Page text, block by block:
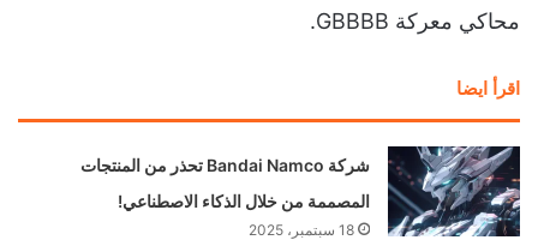
محاكي معركة GBBBB.
اقرأ ايضا
شركة Bandai Namco تحذر من المنتجات
المصممة من خلال الذكاء الاصطناعي!
18 سبتمبر، 2025